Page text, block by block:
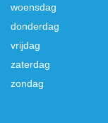
woensdag
donderdag
vrijdag
zaterdag
zondag